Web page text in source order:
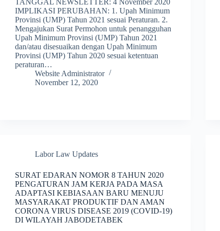
IMPLIKASI PERUBAHAN: 1. Upah Minimum
Provinsi (UMP) Tahun 2021 sesuai Peraturan. 2.
Mengajukan Surat Permohon untuk penangguhan
Upah Minimum Provinsi (UMP) Tahun 2021
dan/atau disesuaikan dengan Upah Minimum
Provinsi (UMP) Tahun 2020 sesuai ketentuan
peraturan…
Website Administrator
November 12, 2020
Labor Law Updates
SURAT EDARAN NOMOR 8 TAHUN 2020
PENGATURAN JAM KERJA PADA MASA
ADAPTASI KEBIASAAN BARU MENUJU
MASYARAKAT PRODUKTIF DAN AMAN
CORONA VIRUS DISEASE 2019 (COVID-19)
DI WILAYAH JABODETABEK